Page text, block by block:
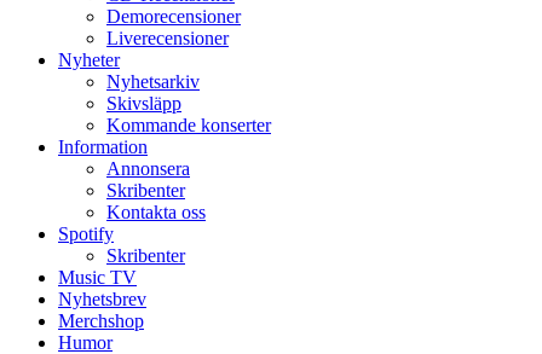
Demorecensioner
Liverecensioner
Nyheter
Nyhetsarkiv
Skivsläpp
Kommande konserter
Information
Annonsera
Skribenter
Kontakta oss
Spotify
Skribenter
Music TV
Nyhetsbrev
Merchshop
Humor